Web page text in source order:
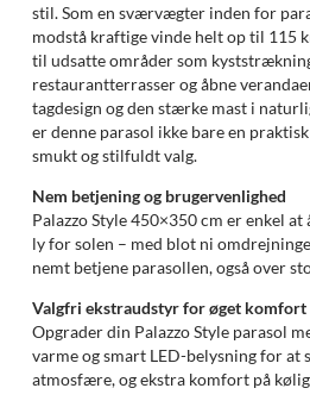
stil. Som en sværvægter inden for
modstå kraftige vinde helt op til 115
til udsatte områder som
restaurantterrasser og åbne
tagdesign og den stærke mast i
er denne parasol ikke bare en
smukt og stilfuldt valg.
Nem betjening og brugervenlighed
Palazzo Style 450×350 cm er enkel
ly for solen – med blot ni
nemt betjene parasollen, også over
Valgfri ekstraudstyr for øget komfort
Opgrader din Palazzo Style parasol
varme og smart LED-belysning for at
atmosfære, og ekstra komfort på